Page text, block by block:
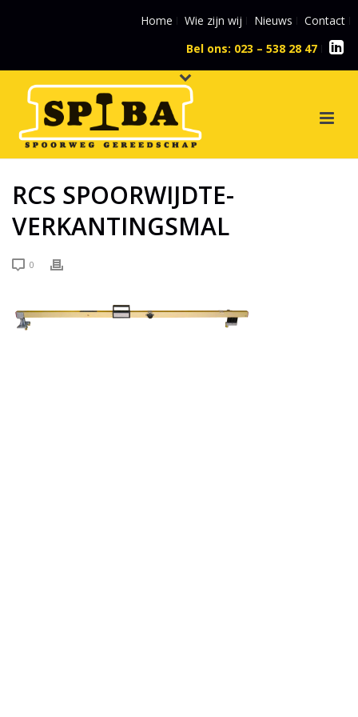
Home Wie zijn wij Nieuws
Contact
Bel ons: 023 – 538 28 47
RCS SPOORWIJDTE-
VERKANTINGSMAL
0